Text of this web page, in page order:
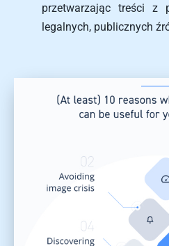
przetwarzając treści z
legalnych, publicznych